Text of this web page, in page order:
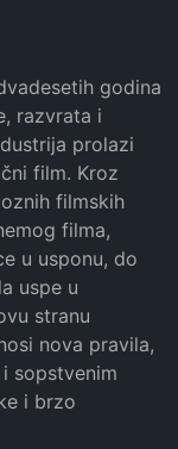
godina
razvrata i
prolazi
film. Kroz
filmskih
filma,
u usponu, do
uspe u
stranu
nova pravila,
sopstvenim
i brzo